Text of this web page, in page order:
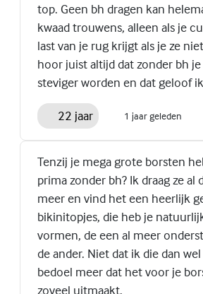
top. Geen bh dragen kan
kwaad trouwens, alleen als je
last van je rug krijgt als je ze
hoor juist altijd dat zonder bh
steviger worden en dat geloof
22 jaar 1 jaar geleden
Tenzij je mega grote borsten
prima zonder bh? Ik draag ze al
meer en vind het een heerlijk
bikinitopjes, die heb je
vormen, de een al meer
de ander. Niet dat ik die dan
bedoel meer dat het voor je
zoveel uitmaakt.